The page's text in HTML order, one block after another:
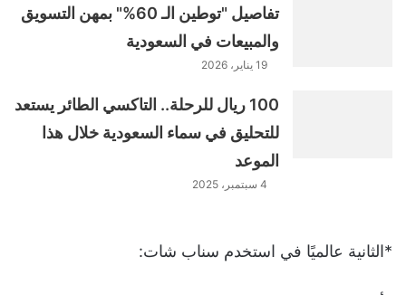
تفاصيل "توطين الـ 60%" بمهن التسويق
والمبيعات في السعودية
19 يناير، 2026
100 ريال للرحلة.. التاكسي الطائر يستعد
للتحليق في سماء السعودية خلال هذا
الموعد
4 سبتمبر، 2025
*الثانية عالميًا في استخدم سناب شات: